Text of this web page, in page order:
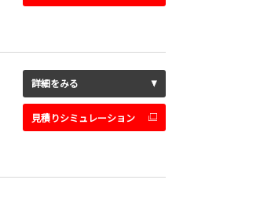
詳細をみる
見積りシミュレーション